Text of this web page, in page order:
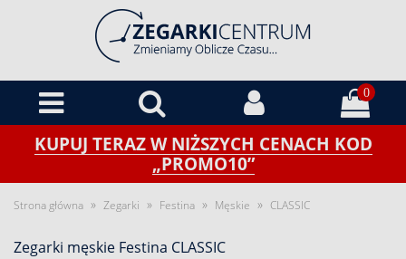
0
KUPUJ TERAZ W NIŻSZYCH CENACH KOD
„PROMO10”
Strona główna » Zegarki » Festina » Męskie » CLASSIC
Zegarki męskie Festina CLASSIC